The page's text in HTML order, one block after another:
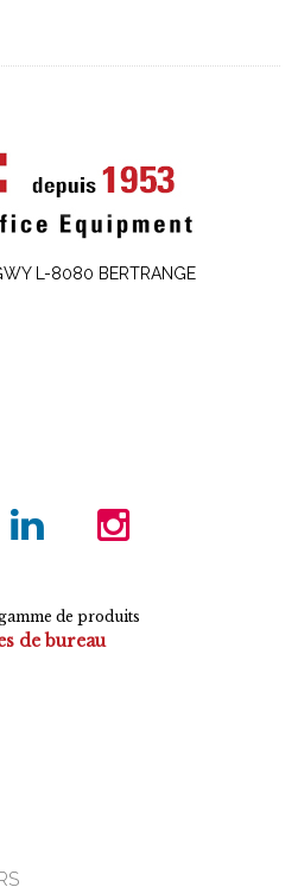
L-8080 BERTRANGE
de produits
de bureau